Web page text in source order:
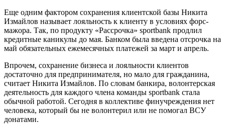
Еще одним фактором сохранения клиентской базы Никита
Измайлов называет лояльность к клиенту в условиях форс-
мажора. Так, по продукту «Рассрочка» sportbank продлил
кредитные каникулы до мая. Банком была введена отсрочка на
май обязательных ежемесячных платежей за март и апрель.
Впрочем, сохранение бизнеса и лояльности клиентов
достаточно для предпринимателя, но мало для гражданина,
считает Никита Измайлов. По словам банкира, волонтерская
деятельность для каждого члена команды sportbank стала
обычной работой. Сегодня в коллективе финучреждения нет
человека, который бы не волонтерил или не помогал ВСУ
донатами.